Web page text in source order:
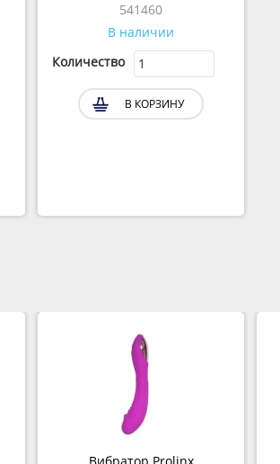
541460
В наличии
Количество
В КОРЗИНУ